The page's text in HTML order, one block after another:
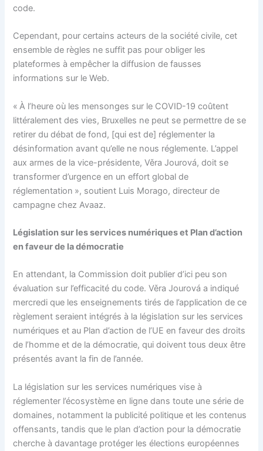
code.
Cependant, pour certains acteurs de la société civile, cet
ensemble de règles ne suffit pas pour obliger les
plateformes à empêcher la diffusion de fausses
informations sur le Web.
« À l’heure où les mensonges sur le COVID-19 coûtent
littéralement des vies, Bruxelles ne peut se permettre de se
retirer du débat de fond, [qui est de] réglementer la
désinformation avant qu’elle ne nous réglemente. L’appel
aux armes de la vice-présidente, Věra Jourová, doit se
transformer d’urgence en un effort global de
réglementation », soutient Luis Morago, directeur de
campagne chez Avaaz.
Législation sur les services numériques et Plan d’action
en faveur de la démocratie
En attendant, la Commission doit publier d’ici peu son
évaluation sur l’efficacité du code. Věra Jourová a indiqué
mercredi que les enseignements tirés de l’application de ce
règlement seraient intégrés à la législation sur les services
numériques et au Plan d’action de l’UE en faveur des droits
de l’homme et de la démocratie, qui doivent tous deux être
présentés avant la fin de l’année.
La législation sur les services numériques vise à
réglementer l’écosystème en ligne dans toute une série de
domaines, notamment la publicité politique et les contenus
offensants, tandis que le plan d’action pour la démocratie
cherche à davantage protéger les élections européennes